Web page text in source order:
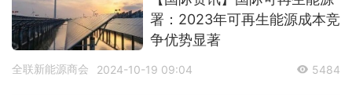
署：2023年可再生能源成本竞
争优势显著
全联新能源商会 2024-10-19 09:04 5484